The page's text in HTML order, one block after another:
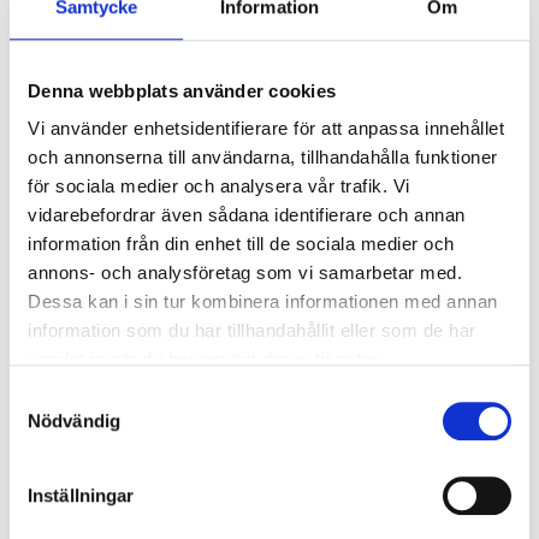
Samtycke Information Om
Denna webbplats använder cookies
Vi använder enhetsidentifierare för att anpassa innehållet
och annonserna till användarna, tillhandahålla funktioner
för sociala medier och analysera vår trafik. Vi
vidarebefordrar även sådana identifierare och annan
information från din enhet till de sociala medier och
annons- och analysföretag som vi samarbetar med.
Dessa kan i sin tur kombinera informationen med annan
information som du har tillhandahållit eller som de har
Nödvändig
Inställningar
Ljusstyrning
Sensor:
Mikrovågssensor (trådlös
slav)
Nödljus
Nödljus: Nej
Anslutning
Överkopplingsplint 5x2x2,5mm² i armaturens